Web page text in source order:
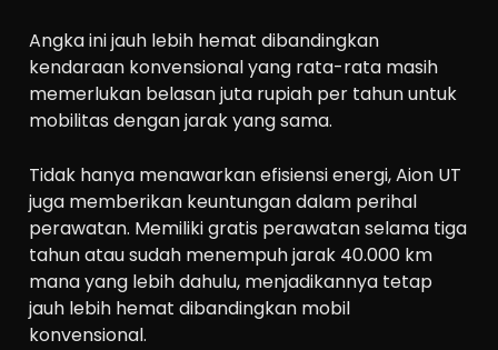
Angka ini jauh lebih hemat dibandingkan
kendaraan konvensional yang rata-rata masih
memerlukan belasan juta rupiah per tahun untuk
mobilitas dengan jarak yang sama.
Tidak hanya menawarkan efisiensi energi, Aion UT
juga memberikan keuntungan dalam perihal
perawatan. Memiliki gratis perawatan selama tiga
tahun atau sudah menempuh jarak 40.000 km
mana yang lebih dahulu, menjadikannya tetap
jauh lebih hemat dibandingkan mobil
konvensional.